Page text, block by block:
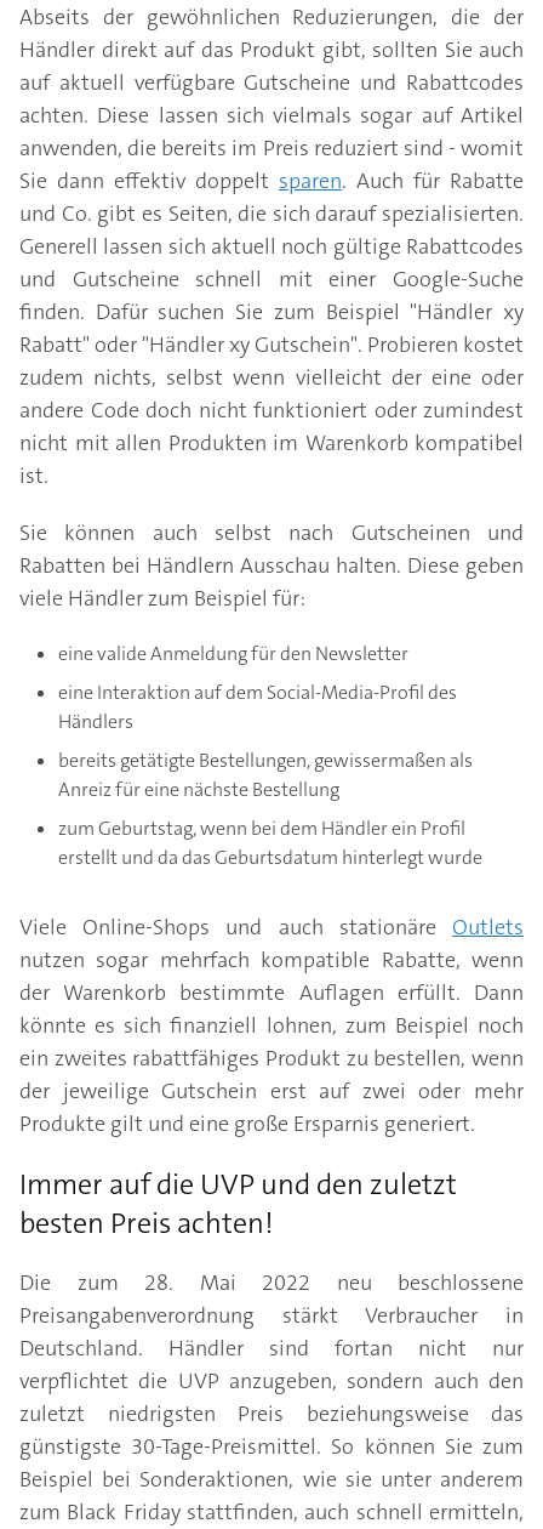
Abseits der gewöhnlichen Reduzierungen, die der
Händler direkt auf das Produkt gibt, sollten Sie auch
auf aktuell verfügbare Gutscheine und Rabattcodes
achten. Diese lassen sich vielmals sogar auf Artikel
anwenden, die bereits im Preis reduziert sind - womit
Sie dann effektiv doppelt sparen. Auch für Rabatte
und Co. gibt es Seiten, die sich darauf spezialisierten.
Generell lassen sich aktuell noch gültige Rabattcodes
und Gutscheine schnell mit einer Google-Suche
finden. Dafür suchen Sie zum Beispiel "Händler xy
Rabatt" oder "Händler xy Gutschein". Probieren kostet
zudem nichts, selbst wenn vielleicht der eine oder
andere Code doch nicht funktioniert oder zumindest
nicht mit allen Produkten im Warenkorb kompatibel
ist.
Sie können auch selbst nach Gutscheinen und
Rabatten bei Händlern Ausschau halten. Diese geben
viele Händler zum Beispiel für:
eine valide Anmeldung für den Newsletter
eine Interaktion auf dem Social-Media-Profil des
Händlers
bereits getätigte Bestellungen, gewissermaßen als
Anreiz für eine nächste Bestellung
zum Geburtstag, wenn bei dem Händler ein Profil
erstellt und da das Geburtsdatum hinterlegt wurde
Viele Online-Shops und auch stationäre Outlets
nutzen sogar mehrfach kompatible Rabatte, wenn
der Warenkorb bestimmte Auflagen erfüllt. Dann
könnte es sich finanziell lohnen, zum Beispiel noch
ein zweites rabattfähiges Produkt zu bestellen, wenn
der jeweilige Gutschein erst auf zwei oder mehr
Produkte gilt und eine große Ersparnis generiert.
Immer auf die UVP und den zuletzt
besten Preis achten!
Die zum 28. Mai 2022 neu beschlossene
Preisangabenverordnung stärkt Verbraucher in
Deutschland. Händler sind fortan nicht nur
verpflichtet die UVP anzugeben, sondern auch den
zuletzt niedrigsten Preis beziehungsweise das
günstigste 30-Tage-Preismittel. So können Sie zum
Beispiel bei Sonderaktionen, wie sie unter anderem
zum Black Friday stattfinden, auch schnell ermitteln,